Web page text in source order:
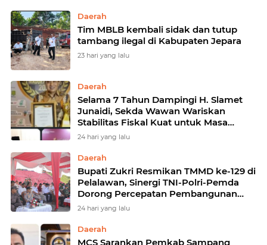
Daerah
Tim MBLB kembali sidak dan tutup
tambang ilegal di Kabupaten Jepara
23 hari yang lalu
Daerah
Selama 7 Tahun Dampingi H. Slamet
Junaidi, Sekda Wawan Wariskan
Stabilitas Fiskal Kuat untuk Masa
Depan Sampang
24 hari yang lalu
Daerah
Bupati Zukri Resmikan TMMD ke-129 di
Pelalawan, Sinergi TNI-Polri-Pemda
Dorong Percepatan Pembangunan
Desa
24 hari yang lalu
Daerah
MCS Sarankan Pemkab Sampang